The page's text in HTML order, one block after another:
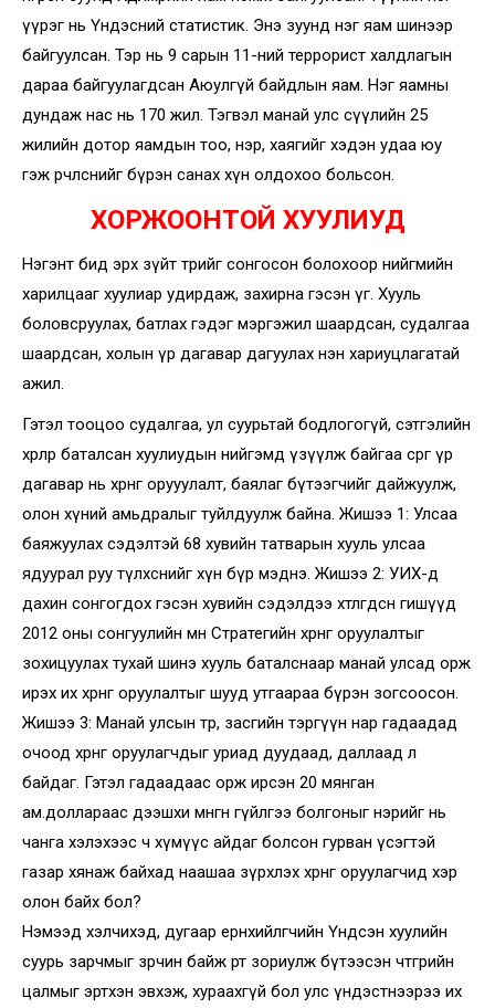
үүрэг нь Үндэсний статистик. Энэ зуунд нэг яам шинээр
байгуулсан. Тэр нь 9 сарын 11-ний террорист халдлагын
дараа байгуулагдсан Аюулгүй байдлын яам. Нэг яамны
дундаж нас нь 170 жил. Тэгвэл манай улс сүүлийн 25
жилийн дотор яамдын тоо, нэр, хаягийг хэдэн удаа юу
гэж өөрчлөснийг бүрэн санах хүн олдохоо больсон.
ХОРЖООНТОЙ ХУУЛИУД
Нэгэнт бид эрх зүйт төрийг сонгосон болохоор нийгмийн
харилцааг хуулиар удирдаж, захирна гэсэн үг. Хууль
боловсруулах, батлах гэдэг мэргэжил шаардсан, судалгаа
шаардсан, холын үр дагавар дагуулах нэн хариуцлагатай
ажил.
Гэтэл тооцоо судалгаа, ул суурьтай бодлогогүй, сэтгэлийн
хөөрлөөр баталсан хуулиудын нийгэмд үзүүлж байгаа сөрөг үр
дагавар нь хөрөнгө орууулалт, баялаг бүтээгчийг дайжуулж,
олон хүний амьдралыг туйлдуулж байна. Жишээ 1: Улсаа
баяжуулах сэдэлтэй 68 хувийн татварын хууль улсаа
ядуурал руу түлхснийг хүн бүр мэднэ. Жишээ 2: УИХ-д
дахин сонгогдох гэсэн хувийн сэдэлдээ хөтлөгдсөн гишүүд
2012 оны сонгуулийн өмнө Стратегийн хөрөнгө оруулалтыг
зохицуулах тухай шинэ хууль баталснаар манай улсад орж
ирэх их хөрөнгө оруулалтыг шууд утгаараа бүрэн зогсоосон.
Жишээ 3: Манай улсын төр, засгийн тэргүүн нар гадаадад
очоод хөрөнгө оруулагчдыг уриад дуудаад, даллаад л
байдаг. Гэтэл гадаадаас орж ирсэн 20 мянган
ам.доллараас дээшхи мөнгөн гүйлгээ болгоныг нэрийг нь
чанга хэлэхээс ч хүмүүс айдаг болсон гурван үсэгтэй
газар хянаж байхад наашаа зүрхлэх хөрөнгө оруулагчид хэр
олон байх бол?
Нэмээд хэлчихэд, дугаар ерөнхийлөгчийн Үндсэн хуулийн
суурь зарчмыг зөрчин байж өөртөө зориулж бүтээсэн чөтгөрийн
цалмыг эртхэн эвхэж, хураахгүй бол улс үндэстнээрээ их